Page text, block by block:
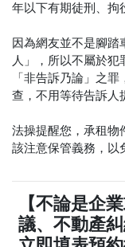
年以下有期徒刑、拘
因為網友並不是腳
人」，所以不屬於犯
「非告訴乃論」之
查，不用等待告訴人
法操提醒您，承租物
該注意保管義務，以
【不論是企
議、不動產